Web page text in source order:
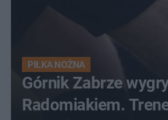
PIŁKA NOŻNA
Górnik Zabrze
Radomiakiem.